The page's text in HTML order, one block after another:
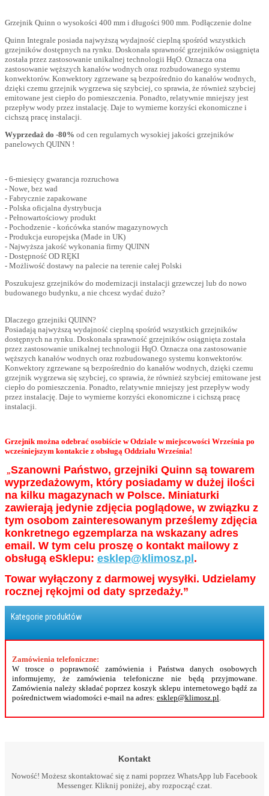
Grzejnik Quinn o wysokości 400 mm i długości 900 mm. Podłączenie dolne
Quinn Integrale posiada najwyższą wydajność cieplną spośród wszystkich
grzejników dostępnych na rynku. Doskonała sprawność grzejników osiągnięta
została przez zastosowanie unikalnej technologii HqO. Oznacza ona
zastosowanie węższych kanałów wodnych oraz rozbudowanego systemu
konwektorów. Konwektory zgrzewane są bezpośrednio do kanałów wodnych,
dzięki czemu grzejnik wygrzewa się szybciej, co sprawia, że również szybciej
emitowane jest ciepło do pomieszczenia. Ponadto, relatywnie mniejszy jest
przepływ wody przez instalację. Daje to wymierne korzyści ekonomiczne i
cichszą pracę instalacji.
Wyprzedaż do -80% od cen regularnych wysokiej jakości grzejników
panelowych QUINN !
- 6-miesięcy gwarancja rozruchowa
- Nowe, bez wad
- Fabrycznie zapakowane
- Polska oficjalna dystrybucja
- Pełnowartościowy produkt
- Pochodzenie - końcówka stanów magazynowych
- Produkcja europejska (Made in UK)
- Najwyższa jakość wykonania firmy QUINN
- Dostępność OD RĘKI
- Możliwość dostawy na palecie na terenie całej Polski
Poszukujesz grzejników do modernizacji instalacji grzewczej lub do nowo
budowanego budynku, a nie chcesz wydać dużo?
Dlaczego grzejniki QUINN?
Posiadają najwyższą wydajność cieplną spośród wszystkich grzejników
dostępnych na rynku. Doskonała sprawność grzejników osiągnięta została
przez zastosowanie unikalnej technologii HqO. Oznacza ona zastosowanie
węższych kanałów wodnych oraz rozbudowanego systemu konwektorów.
Konwektory zgrzewane są bezpośrednio do kanałów wodnych, dzięki czemu
grzejnik wygrzewa się szybciej, co sprawia, że również szybciej emitowane jest
ciepło do pomieszczenia. Ponadto, relatywnie mniejszy jest przepływ wody
przez instalację. Daje to wymierne korzyści ekonomiczne i cichszą pracę
instalacji.
Grzejnik można odebrać osobiście w Odziale w miejscowości Września po
wcześniejszym kontakcie z obsługą Oddziału Września!
„Szanowni Państwo, grzejniki Quinn są towarem
wyprzedażowym, który posiadamy w dużej ilości
na kilku magazynach w Polsce. Miniaturki
zawierają jedynie zdjęcia poglądowe, w związku z
tym osobom zainteresowanym prześlemy zdjęcia
konkretnego egzemplarza na wskazany adres
email. W tym celu proszę o kontakt mailowy z
obsługą eSklepu: esklep@klimosz.pl .
Towar wyłączony z darmowej wysyłki. Udzielamy
rocznej rękojmi od daty sprzedaży.”
Kategorie produktów
Zamówienia telefoniczne:
W trosce o poprawność zamówienia i Państwa danych osobowych
informujemy, że zamówienia telefoniczne nie będą przyjmowane.
Zamówienia należy składać poprzez koszyk sklepu internetowego bądź za
pośrednictwem wiadomości e-mail na adres: esklep@klimosz.pl.
Kontakt
Nowość! Możesz skontaktować się z nami poprzez WhatsApp lub Facebook
Messenger. Kliknij poniżej, aby rozpocząć czat.